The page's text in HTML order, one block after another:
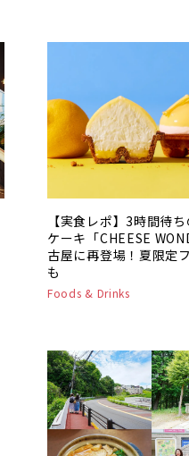
【実食レポ】3時間待
ケーキ「CHEESE
古屋に再登場！夏限定
も
Foods & Drinks